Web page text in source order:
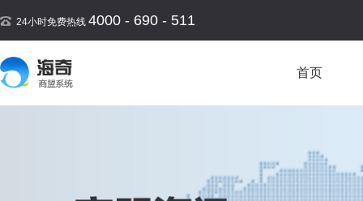
24小时免费热线 4000 - 690 - 511
首页